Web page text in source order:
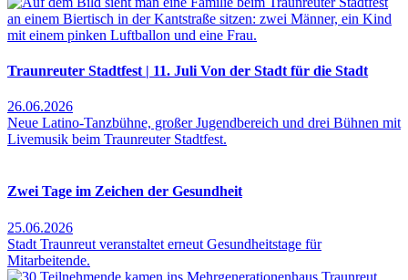
Traunreuter Stadtfest | 11. Juli Von der Stadt für die Stadt
26.06.2026
Neue Latino-Tanzbühne, großer Jugendbereich und drei Bühnen mit
Livemusik beim Traunreuter Stadtfest.
Zwei Tage im Zeichen der Gesundheit
25.06.2026
Stadt Traunreut veranstaltet erneut Gesundheitstage für
Mitarbeitende.